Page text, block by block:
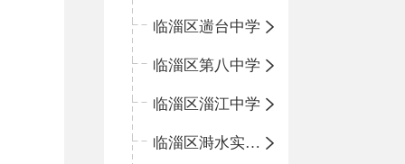
临淄区遄台中学
临淄区第八中学
临淄区淄江中学
临淄区溡水实验学校